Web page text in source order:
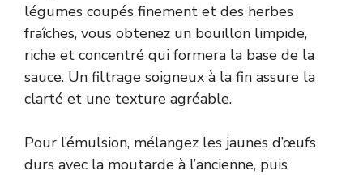
légumes coupés finement et des herbes
fraîches, vous obtenez un bouillon limpide,
riche et concentré qui formera la base de la
sauce. Un filtrage soigneux à la fin assure la
clarté et une texture agréable.
Pour l’émulsion, mélangez les jaunes d’œufs
durs avec la moutarde à l’ancienne, puis